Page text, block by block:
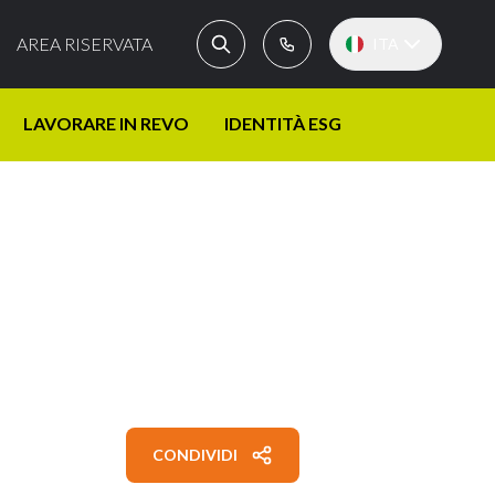
AREA RISERVATA
LAVORARE IN REVO IDENTITÀ ESG
CONDIVIDI